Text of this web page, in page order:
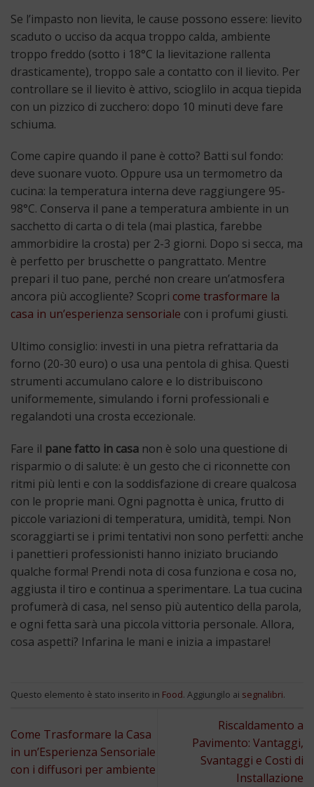
Se l’impasto non lievita, le cause possono essere: lievito
scaduto o ucciso da acqua troppo calda, ambiente
troppo freddo (sotto i 18°C la lievitazione rallenta
drasticamente), troppo sale a contatto con il lievito. Per
controllare se il lievito è attivo, scioglilo in acqua tiepida
con un pizzico di zucchero: dopo 10 minuti deve fare
schiuma.
Come capire quando il pane è cotto? Batti sul fondo:
deve suonare vuoto. Oppure usa un termometro da
cucina: la temperatura interna deve raggiungere 95-
98°C. Conserva il pane a temperatura ambiente in un
sacchetto di carta o di tela (mai plastica, farebbe
ammorbidire la crosta) per 2-3 giorni. Dopo si secca, ma
è perfetto per bruschette o pangrattato. Mentre
prepari il tuo pane, perché non creare un’atmosfera
ancora più accogliente? Scopri come trasformare la
casa in un’esperienza sensoriale con i profumi giusti.
Ultimo consiglio: investi in una pietra refrattaria da
forno (20-30 euro) o usa una pentola di ghisa. Questi
strumenti accumulano calore e lo distribuiscono
uniformemente, simulando i forni professionali e
regalandoti una crosta eccezionale.
Fare il pane fatto in casa non è solo una questione di
risparmio o di salute: è un gesto che ci riconnette con
ritmi più lenti e con la soddisfazione di creare qualcosa
con le proprie mani. Ogni pagnotta è unica, frutto di
piccole variazioni di temperatura, umidità, tempi. Non
scoraggiarti se i primi tentativi non sono perfetti: anche
i panettieri professionisti hanno iniziato bruciando
qualche forma! Prendi nota di cosa funziona e cosa no,
aggiusta il tiro e continua a sperimentare. La tua cucina
profumerà di casa, nel senso più autentico della parola,
e ogni fetta sarà una piccola vittoria personale. Allora,
cosa aspetti? Infarina le mani e inizia a impastare!
Questo elemento è stato inserito in Food. Aggiungilo ai segnalibri.
Come Trasformare la Casa
in un’Esperienza Sensoriale
con i diffusori per ambiente
Riscaldamento a
Pavimento: Vantaggi,
Svantaggi e Costi di
Installazione